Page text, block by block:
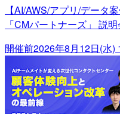
【AI/AWS/アプリ/データ
「CMパートナーズ」 説
開催前2026年8月12日(水)